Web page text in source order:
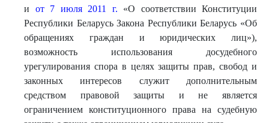
и от 7 июля 2011 г. «О соответствии Конституции
Республики Беларусь Закона Республики Беларусь «Об
обращениях граждан и юридических лиц»),
возможность использования досудебного
урегулирования спора в целях защиты прав, свобод и
законных интересов служит дополнительным
средством правовой защиты и не является
ограничением конституционного права на судебную